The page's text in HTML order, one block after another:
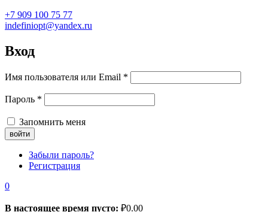
+7 909 100 75 77
indefiniopt@yandex.ru
Вход
Имя пользователя или Email *
Пароль *
Запомнить меня
Забыли пароль?
Регистрация
0
В настоящее время пусто: ₽0.00